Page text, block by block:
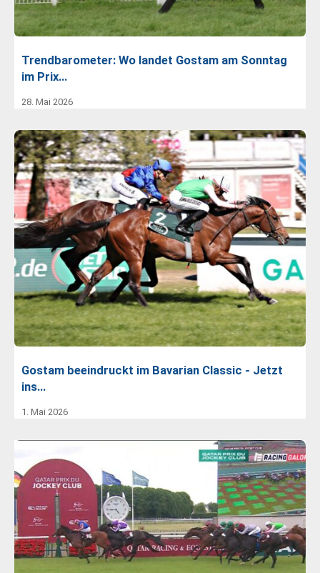
Trendbarometer: Wo landet Gostam am Sonntag
im Prix…
28. Mai 2026
Gostam beeindruckt im Bavarian Classic - Jetzt
ins…
1. Mai 2026